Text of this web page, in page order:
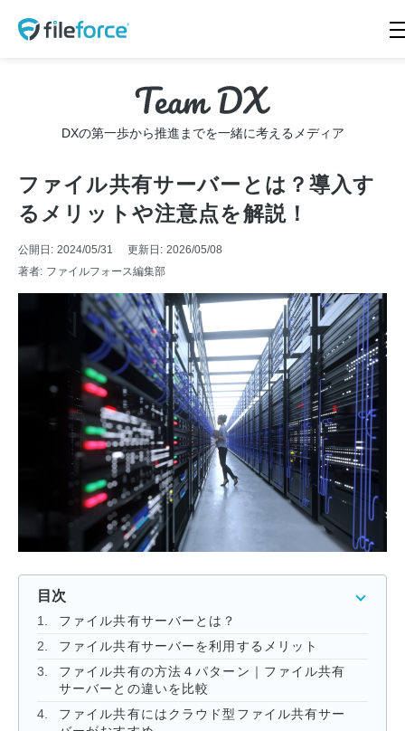
電帳法
新機能 TaskFlow™
新機能 ランサムウェア対
策
料金プラン
会社概要 ニュース
Teamd DX お問合せ
無料トライアル 資料請求
資料ダウンロード一覧
DXの第一歩から推進までを一緒に考えるメディア
ファイル共有サーバーとは？導入す
るメリットや注意点を解説！
公開日: 2024/05/31 更新日: 2026/05/08
著者: ファイルフォース編集部
目次
ファイル共有サーバーとは？
ファイル共有サーバーを利用するメリット
ファイル共有の方法４パターン｜ファイル共有
サーバーとの違いを比較
ファイル共有にはクラウド型ファイル共有サー